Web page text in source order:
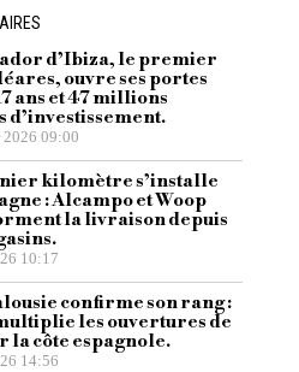
d’Ibiza, le premier
ouvre ses portes
ans et 47 millions
d’investissement.
09:00
kilomètre s’installe
: Alcampo et Woop
la livraison depuis
10:17
confirme son rang :
les ouvertures de
la côte espagnole.
14:56